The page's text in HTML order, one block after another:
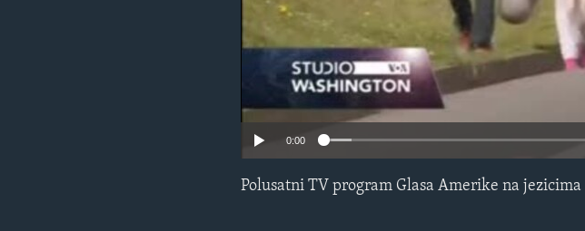
0:00
Polusatni TV program Glasa Amerike na